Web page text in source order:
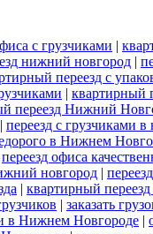
с грузчиками |
нижний новгород |
переезд с
| квартирный
переезд Нижний
| переезд с грузчиками
в Нижнем
переезд офиса
новгород |
| квартирный
| заказать
в Нижнем Новгороде |